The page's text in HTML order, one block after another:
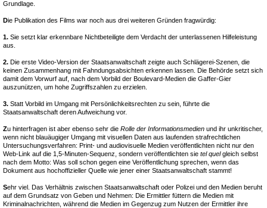
Grundlage.
Die Publikation des Films war noch aus drei weiteren Gründen fragwürdig:
1. Sie setzt klar erkennbare Nichtbeteiligte dem Verdacht der unterlassenen Hilfeleistung
aus.
2. Die erste Video-Version der Staatsanwaltschaft zeigte auch Schlägerei-Szenen, die
keinen Zusammenhang mit Fahndungsabsichten erkennen lassen. Die Behörde setzt sich
damit dem Vorwurf auf, nach dem Vorbild der Boulevard-Medien die Gaffer-Gier
auszunützen, um hohe Zugriffszahlen zu erzielen.
3. Statt Vorbild im Umgang mit Persönlichkeitsrechten zu sein, führte die
Staatsanwaltschaft deren Aufweichung vor.
Zu hinterfragen ist aber ebenso sehr die Rolle der Informationsmedien und ihr unkritischer,
wenn nicht blauäugiger Umgang mit visuellen Daten aus laufenden strafrechtlichen
Untersuchungsverfahren: Print- und audiovisuelle Medien veröffentlichten nicht nur den
Web-Link auf die 1,5-Minuten-Sequenz, sondern veröffentlichten sie tel quelgleich selbst
nach dem Motto: Was soll schon gegen eine Veröffentlichung sprechen, wenn das
Dokument aus hochoffizieller Quelle wie jener einer Staatsanwaltschaft stammt!
Sehr viel. Das Verhältnis zwischen Staatsanwaltschaft oder Polizei und den Medien beruht
auf dem Grundsatz von Geben und Nehmen: Die Ermittler füttern die Medien mit
Kriminalnachrichten, während die Medien im Gegenzug zum Nutzen der Ermittler ihre